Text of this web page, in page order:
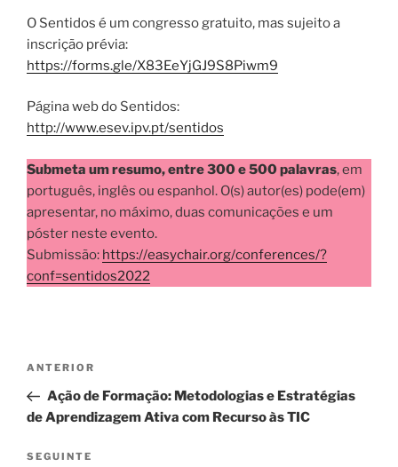
O Sentidos é um congresso gratuito, mas sujeito a
inscrição prévia:
https://forms.gle/X83EeYjGJ9S8Piwm9
Página web do Sentidos:
http://www.esev.ipv.pt/sentidos
Submeta um resumo, entre 300 e 500 palavras, em
português, inglês ou espanhol. O(s) autor(es) pode(em)
apresentar, no máximo, duas comunicações e um
póster neste evento.
Submissão: https://easychair.org/conferences/?
conf=sentidos2022
Navegação
artigos
Conteúdo
anterior
ANTERIOR
Ação de Formação: Metodologias e Estratégias
de Aprendizagem Ativa com Recurso às TIC
Conteúdo
SEGUINTE